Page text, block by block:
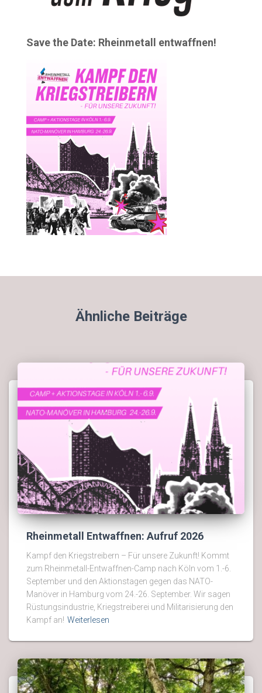
Save the Date: Rheinmetall entwaffnen!
Ähnliche Beiträge
Rheinmetall Entwaffnen: Aufruf 2026
Kampf den Kriegstreibern – Für unsere Zukunft! Kommt
zum Rheinmetall-Entwaffnen-Camp nach Köln vom 1.-6.
September und den Aktionstagen gegen das NATO-
Manöver in Hamburg vom 24.-26. September. Wir sagen
Rüstungsindustrie, Kriegstreiberei und Militarisierung den
Kampf an! Weiterlesen